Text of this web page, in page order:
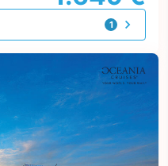
1
προσφορά